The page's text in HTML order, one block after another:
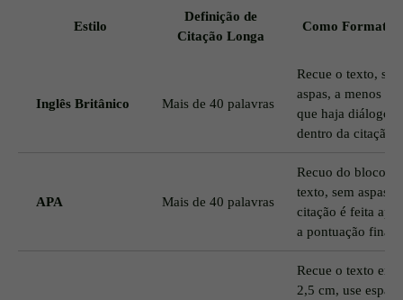
Estilo
Definição de
Citação Longa
Como Formatar
Inglês Britânico Mais de 40 palavras
Recue o texto, sem
aspas, a menos
que haja diálogo
dentro da citação.
APA Mais de 40 palavras
Recuo do bloco de
texto, sem aspas. A
citação é feita após
a pontuação final.
Recue o texto em
2,5 cm, use espaço